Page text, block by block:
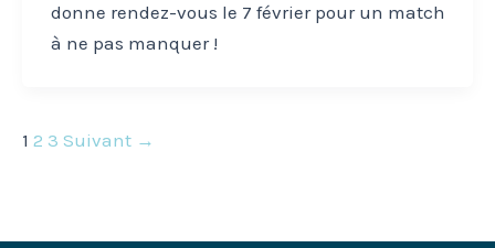
donne rendez-vous le 7 février pour un match
à ne pas manquer !
1 2 3 Suivant →